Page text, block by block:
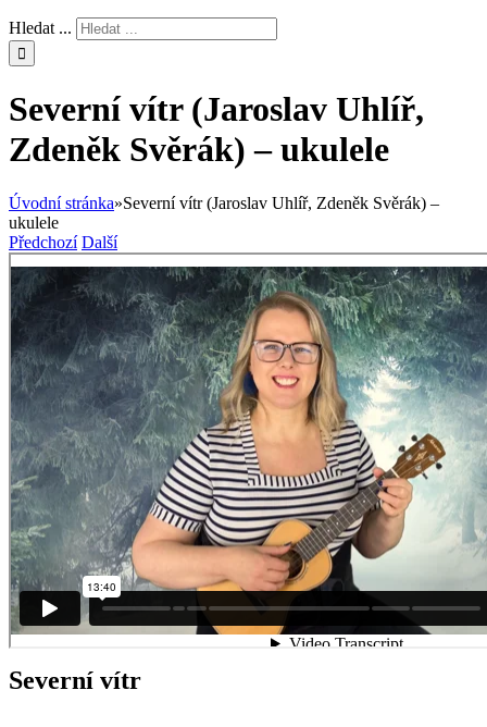
Hledat ...
Severní vítr (Jaroslav Uhlíř,
Zdeněk Svěrák) – ukulele
Úvodní stránka»Severní vítr (Jaroslav Uhlíř, Zdeněk Svěrák) –
ukulele
Předchozí Další
Severní vítr